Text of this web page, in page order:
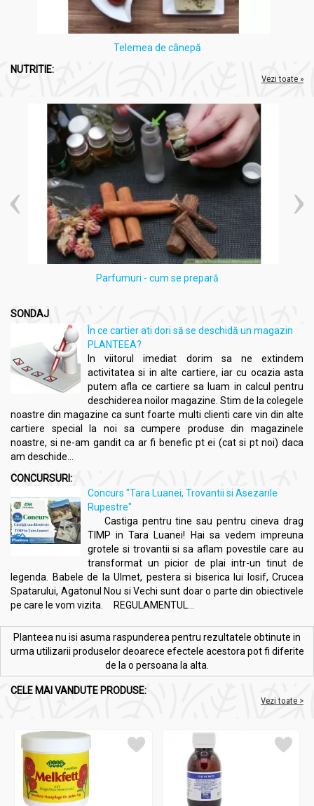
Telemea de cânepă
NUTRITIE:
Vezi toate »
Parfumuri - cum se prepară
SONDAJ
În ce cartier ati dori să se deschidă un magazin
PLANTEEA?
In viitorul imediat dorim sa ne extindem
activitatea si in alte cartiere, iar cu ocazia asta
putem afla ce cartiere sa luam in calcul pentru
deschiderea noilor magazine. Stim de la colegele
noastre din magazine ca sunt foarte multi clienti care vin din alte
cartiere special la noi sa cumpere produse din magazinele
noastre, si ne-am gandit ca ar fi benefic pt ei (cat si pt noi) daca
am deschide...
CONCURSURI:
Concurs "Tara Luanei, Trovantii si Asezarile
Rupestre"
Castiga pentru tine sau pentru cineva drag
TIMP in Tara Luanei! Hai sa vedem impreuna
grotele si trovantii si sa aflam povestile care au
transformat un picior de plai intr-un tinut de
legenda. Babele de la Ulmet, pestera si biserica lui Iosif, Crucea
Spatarului, Agatonul Nou si Vechi sunt doar o parte din obiectivele
pe care le vom vizita. REGULAMENTUL...
Planteea nu isi asuma raspunderea pentru rezultatele obtinute in
urma utilizarii produselor deoarece efectele acestora pot fi diferite
de la o persoana la alta.
CELE MAI VANDUTE PRODUSE:
Vezi toate >